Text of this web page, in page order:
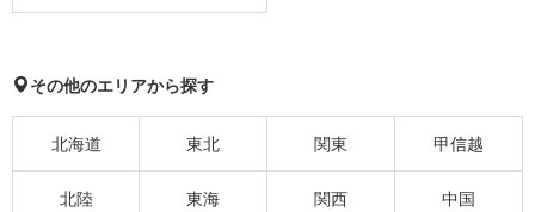
その他のエリアから探す
北海道 東北 関東 甲信越
北陸 東海 関西 中国